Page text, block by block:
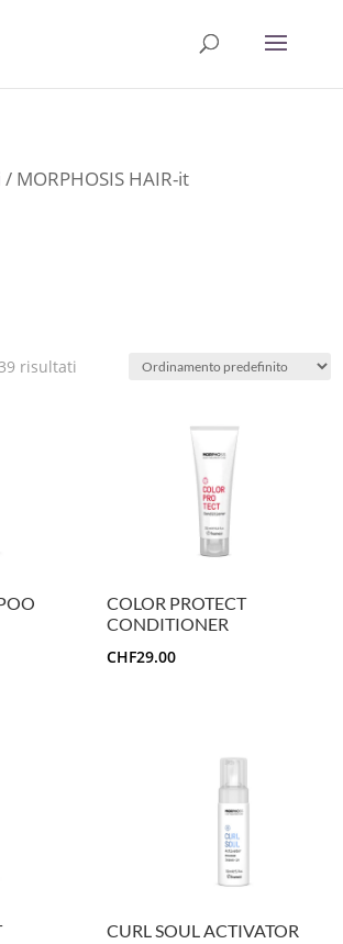
/ MORPHOSIS HAIR-it
risultati
COLOR PROTECT
CONDITIONER
CHF29.00
CURL SOUL ACTIVATOR